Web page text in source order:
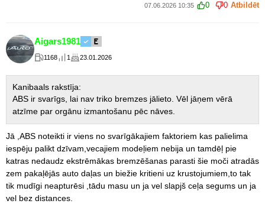
07.06.2026 10:35 0 0 Atbildēt
Aigars1981
1168 1 23.01.2026
Kanibaals rakstīja:
ABS ir svarīgs, lai nav triko bremzes jālieto. Vēl jāņem vērā
atzīme par orgānu izmantošanu pēc nāves.
Jā ,ABS noteikti ir viens no svarīgākajiem faktoriem kas palielima
iespēju palikt dzīvam,vecajiem modeļiem nebija un tamdēļ pie
katras nedaudz ekstrēmākas bremzēšanas parasti šie moči atradās
zem pakaļējās auto daļas un biežie kritieni uz krustojumiem,to tak
tik mudīgi neapturēsi ,tādu masu un ja vel slapjš ceļa segums un ja
vel bez distances.